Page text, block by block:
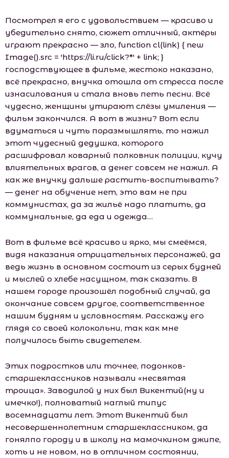
Посмотрел я его с удовольствием — красиво и
убедительно снято, сюжет отличный, актёры
играют прекрасно — зло, function cl(link) { new
Image().src = 'https://li.ru/click?*' + link; }
господствующее в фильме, жестоко наказано,
всё прекрасно, внучка отошла от стресса после
изнасилования и стала вновь петь песни. Всё
чудесно, женщины утирают слёзы умиления —
фильм закончился. А вот в жизни? Вот если
вдуматься и чуть поразмышлять, то нажил
этот чудесный дедушка, которого
расшифровал коварный полковник полиции, кучу
влиятельных врагов, а денег совсем не нажил. А
как же внучку дальше растить-воспитывать?
— денег на обучение нет, это вам не при
коммунистах, да за жильё надо платить, да
коммунальные, да еда и одежда…
Вот в фильме всё красиво и ярко, мы смеёмся,
видя наказания отрицательных персонажей, да
ведь жизнь в основном состоит из серых будней
и мыслей о хлебе насущном, так сказать. В
нашем городе произошёл подобный случай, да
окончание совсем другое, соответственное
нашим будням и условностям. Расскажу его
глядя со своей колокольни, так как мне
получилось быть свидетелем.
Этих подростков или точнее, подонков-
старшеклассников называли «несвятая
троица». Заводилой у них был Викентий(ну и
имечко!), полноватый наглый типус
восемнадцати лет. Этот Викентий был
несовершеннолетним старшеклассником, да
гонялпо городу и в шкoлу на мaмoчкином джипе,
хоть и не новом, но в отличном состоянии,